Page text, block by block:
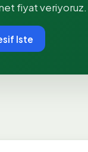
fiyat veriyoruz.
Iste